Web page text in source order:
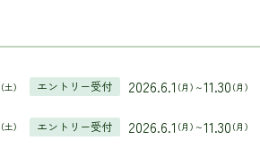
（土） エントリー受付 2026.6.1 （月）～11.30 （月）
（土） エントリー受付 2026.6.1 （月）～11.30 （月）